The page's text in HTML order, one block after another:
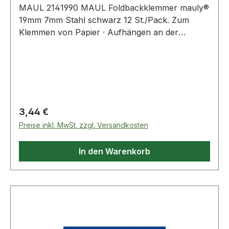
MAUL 2141990 MAUL Foldbackklemmer mauly®
19mm 7mm Stahl schwarz 12 St./Pack. Zum
Klemmen von Papier · Aufhängen an der
Ermöglicht das Zusammenklemmen
unterschiedlichster Materialien. Ideal auch im
Haushalt zum Wiederverschließen von Tüten ·
Beutel usw. Klemmteil aus kräftigem Federstahl.
Die Bügel können geklappt oder abgenommen
werden.
Regulärer Preis:
3,44 €
Preise inkl. MwSt. zzgl. Versandkosten
In den Warenkorb